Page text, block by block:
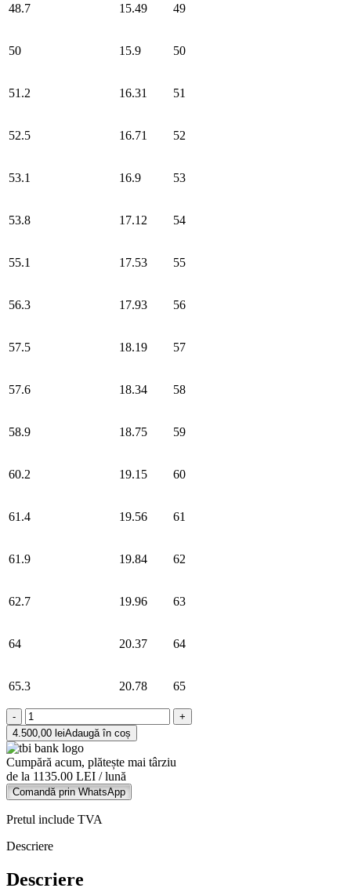
48.7 15.49 49
50 15.9 50
51.2 16.31 51
52.5 16.71 52
53.1 16.9 53
53.8 17.12 54
55.1 17.53 55
56.3 17.93 56
57.5 18.19 57
57.6 18.34 58
58.9 18.75 59
60.2 19.15 60
61.4 19.56 61
61.9 19.84 62
62.7 19.96 63
64 20.37 64
65.3 20.78 65
Cantitate
Verighete
din
aur
galben
de
14K
4.500,00 leiAdaugă în coș
Cumpără acum, plătește mai târziu
de la 1135.00 LEI / lună
Comandă prin WhatsApp
Pretul include TVA
Descriere
Descriere